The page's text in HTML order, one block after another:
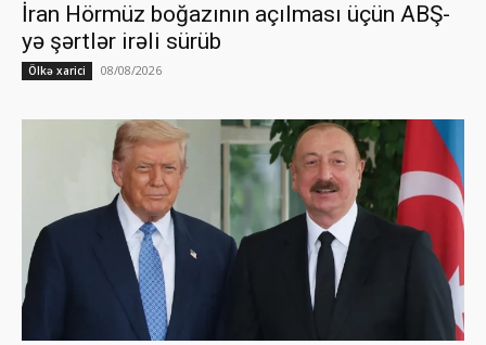
İran Hörmüz boğazının açılması üçün ABŞ-
yə şərtlər irəli sürüb
Ölkə xarici 08/08/2026